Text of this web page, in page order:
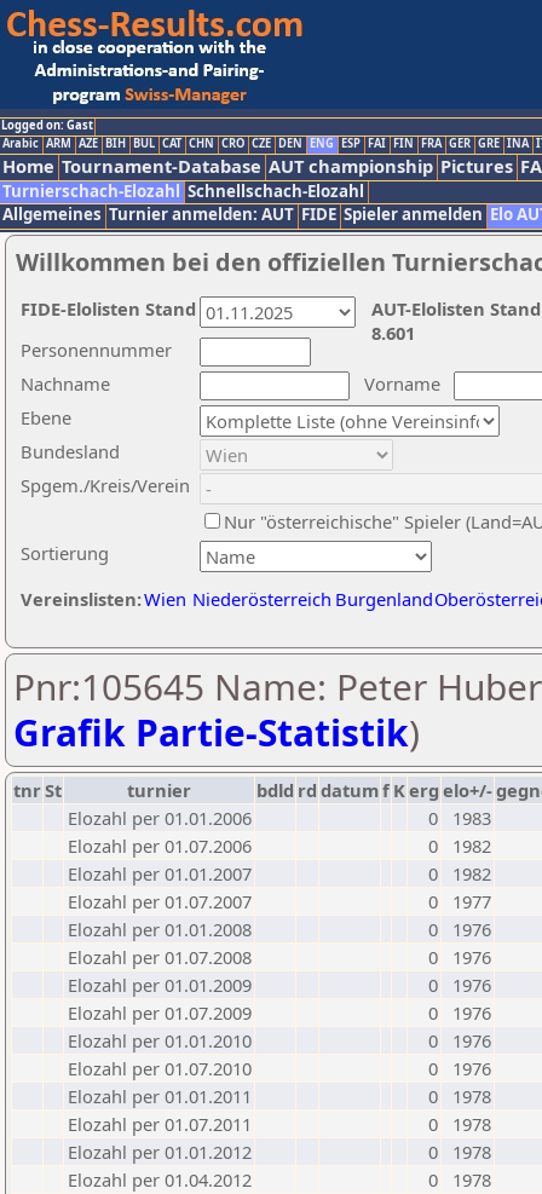
Logged on: Gast
Arabic ARM AZE BIH BUL CAT CHN CRO CZE DEN ENG ESP FAI FIN FRA GER GRE INA
Home Tournament-Database AUT championship Pictures
Turnierschach-Elozahl Schnellschach-Elozahl
Allgemeines Turnier anmelden: AUT FIDE Spieler anmelden Elo
Willkommen bei den offiziellen
Nachname
Vorname
Ebene
Sortierung
Personennummer
Bundesland
Spgem./Kreis/Verein
Nur "österreichische" Spieler
Vereinslisten:Wien Niederösterreich Burgenland
AUT-Elolisten
8.601
FIDE-Elolisten Stand
Pnr:105645 Name: Peter
Grafik Partie-Statistik)
tnrSt turnier bdld rd datumf Kerg elo+/-
Elozahl per 01.01.2006
0
1983
Elozahl per 01.07.2006
0
1982
Elozahl per 01.01.2007
0
1982
Elozahl per 01.07.2007
0
1977
Elozahl per 01.01.2008
0
1976
Elozahl per 01.07.2008
0
1976
Elozahl per 01.01.2009
0
1976
Elozahl per 01.07.2009
0
1976
Elozahl per 01.01.2010
0
1976
Elozahl per 01.07.2010
0
1976
Elozahl per 01.01.2011
0
1978
Elozahl per 01.07.2011
0
1978
Elozahl per 01.01.2012
0
1978
Elozahl per 01.04.2012
0
1978